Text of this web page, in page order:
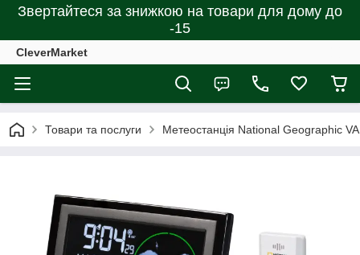
Звертайтеся за знижкою на товари для дому до
-15
CleverMarket
Товари та послуги Метеостанція National Geographic